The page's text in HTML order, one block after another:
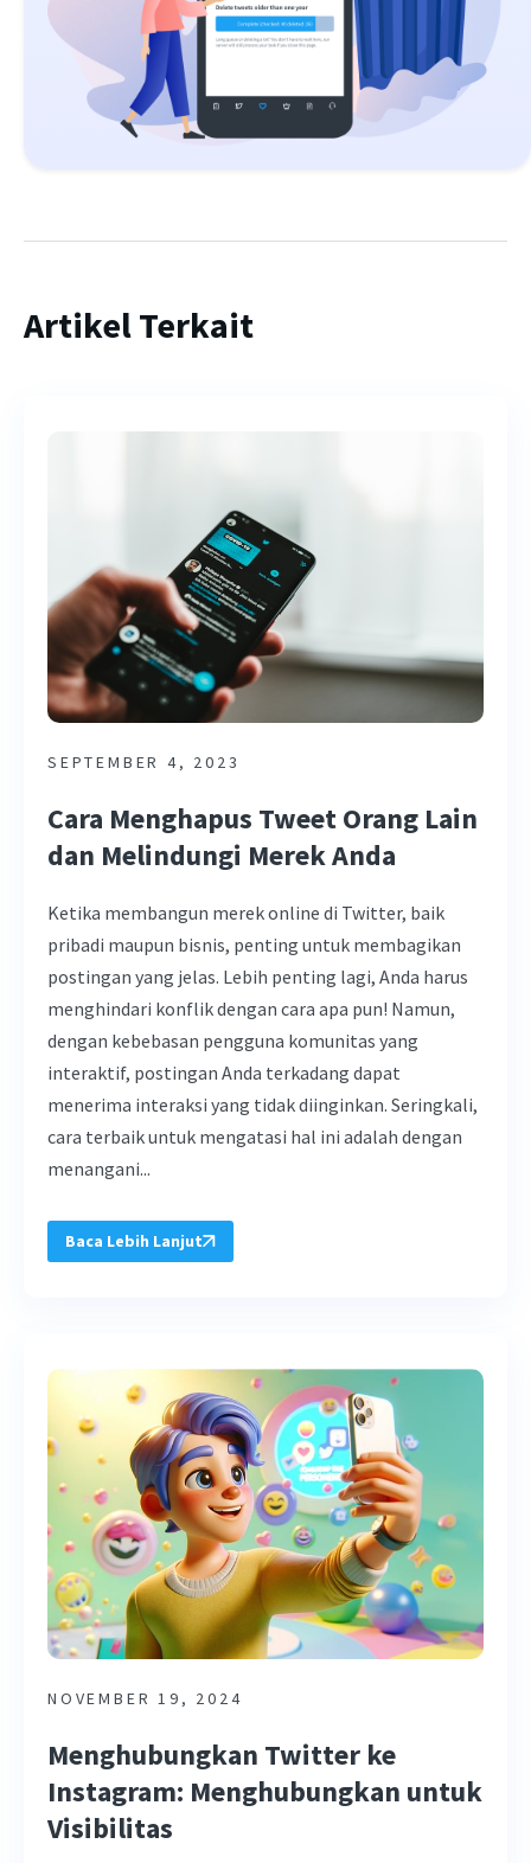
Artikel Terkait
SEPTEMBER 4, 2023
Cara Menghapus Tweet Orang Lain
dan Melindungi Merek Anda
Ketika membangun merek online di Twitter, baik
pribadi maupun bisnis, penting untuk membagikan
postingan yang jelas. Lebih penting lagi, Anda harus
menghindari konflik dengan cara apa pun! Namun,
dengan kebebasan pengguna komunitas yang
interaktif, postingan Anda terkadang dapat
menerima interaksi yang tidak diinginkan. Seringkali,
cara terbaik untuk mengatasi hal ini adalah dengan
menangani...
Baca Lebih Lanjut
NOVEMBER 19, 2024
Menghubungkan Twitter ke
Instagram: Menghubungkan untuk
Visibilitas